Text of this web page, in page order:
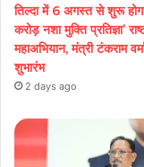
तिल्दा में 6 अगस्त से शुरू
करोड़ नशा मुक्ति प्रतिज्ञा’
महाअभियान, मंत्री टंकराम
शुभारंभ
2 days ago